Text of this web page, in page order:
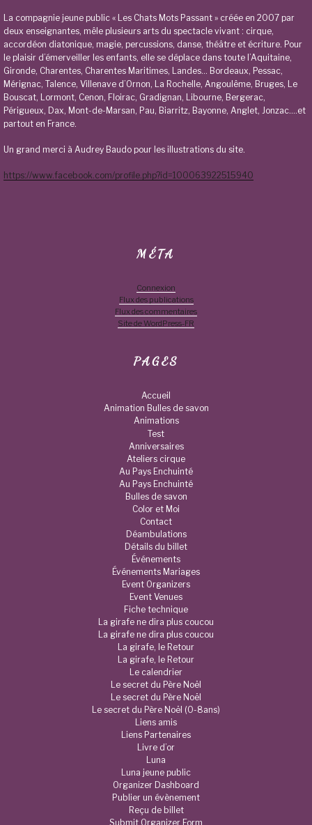
La compagnie jeune public « Les Chats Mots Passant » créée en 2007 par
deux enseignantes, mêle plusieurs arts du spectacle vivant : cirque,
accordéon diatonique, magie, percussions, danse, théâtre et écriture. Pour
le plaisir d’émerveiller les enfants, elle se déplace dans toute l’Aquitaine,
Gironde, Charentes, Charentes Maritimes, Landes… Bordeaux, Pessac,
Mérignac, Talence, Villenave d’Ornon, La Rochelle, Angoulême, Bruges, Le
Bouscat, Lormont, Cenon, Floirac, Gradignan, Libourne, Bergerac,
Périgueux, Dax, Mont-de-Marsan, Pau, Biarritz, Bayonne, Anglet, Jonzac….et
partout en France.
Un grand merci à Audrey Baudo pour les illustrations du site.
https://www.facebook.com/profile.php?id=100063922515940
MÉTA
Connexion
Flux des publications
Flux des commentaires
Site de WordPress-FR
PAGES
Accueil
Animation Bulles de savon
Animations
Test
Anniversaires
Ateliers cirque
Au Pays Enchuinté
Au Pays Enchuinté
Bulles de savon
Color et Moi
Contact
Déambulations
Détails du billet
Événements
Événements Mariages
Event Organizers
Event Venues
Fiche technique
La girafe ne dira plus coucou
La girafe ne dira plus coucou
La girafe, le Retour
La girafe, le Retour
Le calendrier
Le secret du Père Noël
Le secret du Père Noël
Le secret du Père Noël (0-8ans)
Liens amis
Liens Partenaires
Livre d’or
Luna
Luna jeune public
Organizer Dashboard
Publier un évènement
Reçu de billet
Submit Organizer Form